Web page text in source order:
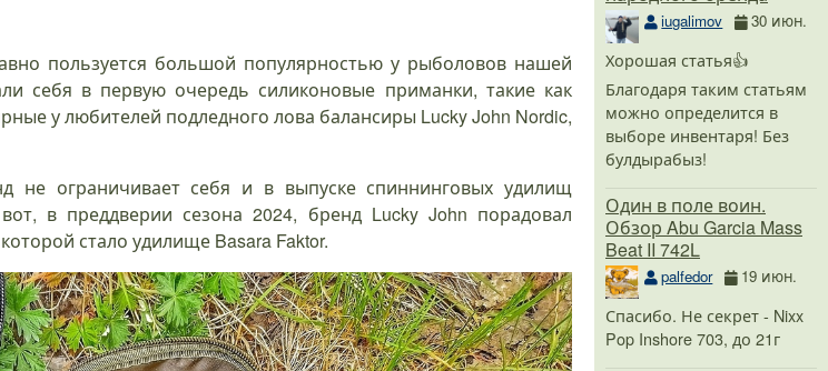
пользуется большой популярностью у рыболовов нашей
себя в первую очередь силиконовые приманки, такие как
у любителей подледного лова балансиры Lucky John Nordic,
ограничивает себя и в выпуске спиннинговых удилищ
в преддверии сезона 2024, бренд Lucky John порадовал
стало удилище Basara Faktor.
iugalimov 30 июн.
Хорошая статья👍
Благодаря таким статьям
можно определится в
выборе инвентаря! Без
булдырабыз!
Один в поле воин.
Обзор Abu Garcia Mass
Beat II 742L
palfedor 19 июн.
Спасибо. Не секрет - Nixx
Pop Inshore 703, до 21г